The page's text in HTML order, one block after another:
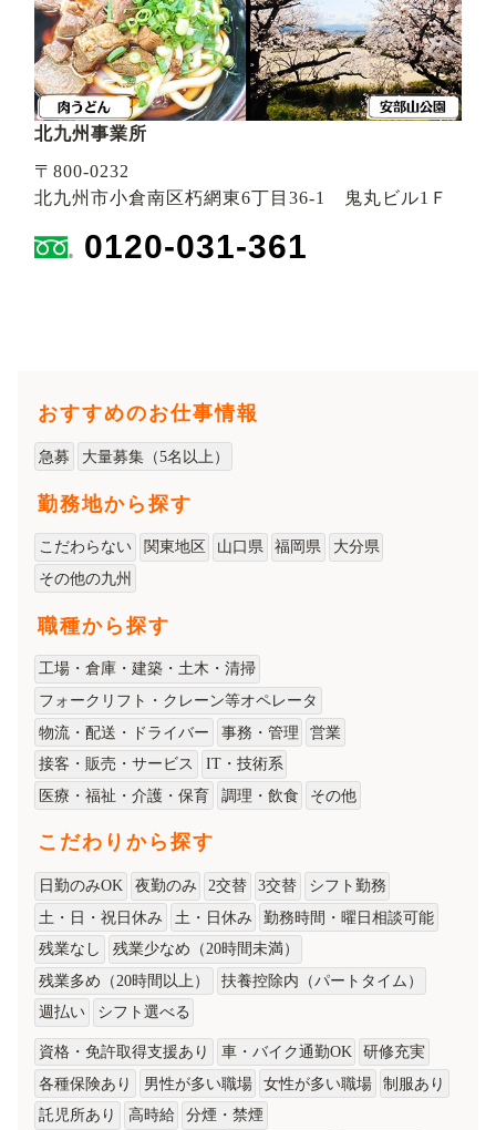
北九州事業所
〒800-0232
北九州市小倉南区朽網東6丁目36-1 鬼丸ビル1Ｆ
0120-031-361
おすすめのお仕事情報
急募 大量募集（5名以上）
勤務地から探す
こだわらない 関東地区 山口県 福岡県
大分県
その他の九州
職種から探す
工場・倉庫・建築・土木・清掃
フォークリフト・クレーン等オペレータ
物流・配送・ドライバー
事務・管理
営業
接客・販売・サービス
IT・技術系
医療・福祉・介護・保育
調理・飲食 その他
こだわりから探す
日勤のみOK 夜勤のみ 2交替 3交替
シフト勤務
土・日・祝日休み
土・日休み
勤務時間・曜日相談可能
残業なし
残業少なめ（20時間未満）
残業多め（20時間以上）
扶養控除内（パートタイム）
週払い
シフト選べる
資格・免許取得支援あり 車・バイク通勤OK
研修充実
各種保険あり
男性が多い職場 女性が多い職場
制服あり
託児所あり
高時給
分煙・禁煙